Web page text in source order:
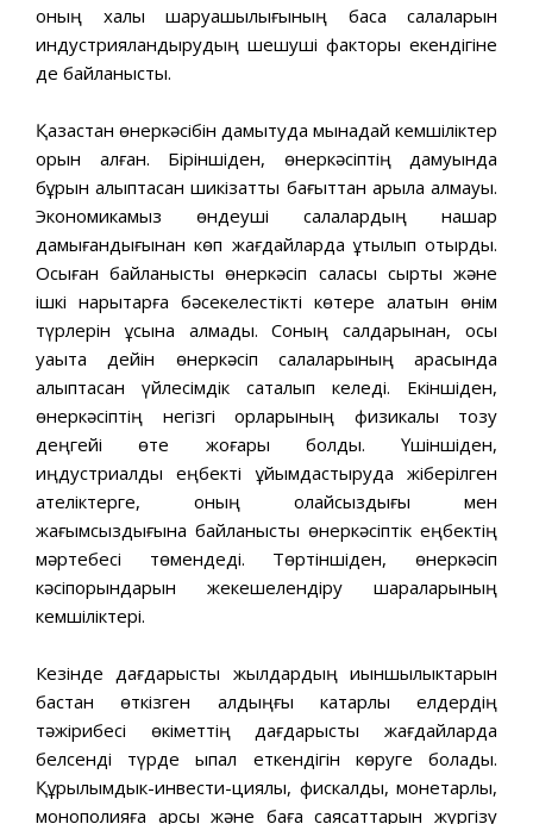
оның халық шаруашылығының басқа салаларын
индустрияландырудың шешуші факторы екендігіне
де байланысты.
Қазақстан өнеркəсібін дамытуда мынадай кемшіліктер
орын алған. Біріншіден, өнеркəсіптің дамуында
бұрын қалыптасқан шикізаттық бағыттан арыла алмауы.
Экономикамыз өндеуші салалардың нашар
дамығандығынан көп жағдайларда ұтылып отырдық.
Осыған байланысты өнеркəсіп саласы сыртқы жəне
ішкі нарықтарға бəсекелестікті көтере алатын өнім
түрлерін ұсына алмады. Соның салдарынан, осы
уақытқа дейін өнеркəсіп салаларының арасында
қалыптасқан үйлесімдік сақталып келеді. Екіншіден,
өнеркəсіптің негізгі қорларының физикалық тозу
деңгейі өте жоғары болды. Үшіншіден,
иңдустриалды еңбекті ұйымдастыруда жіберілген
қателіктерге, оның қолайсыздығы мен
жағымсыздығына байланысты өнеркəсіптік еңбектің
мəртебесі төмендеді. Төртіншіден, өнеркəсіп
кəсіпорындарын жекешелендіру шараларының
кемшіліктері.
Кезінде дағдарыстық жылдардың қиыншылыктарын
бастан өткізген алдыңғы катарлы елдердің
тəжірибесі өкіметтің дағдарыстық жағдайларда
белсенді түрде ықпал еткендігін көруге болады.
Құрылымдык-инвести-циялық, фискалдық, монетарлық,
монополияға қарсы жəне баға саясаттарын жүргізу